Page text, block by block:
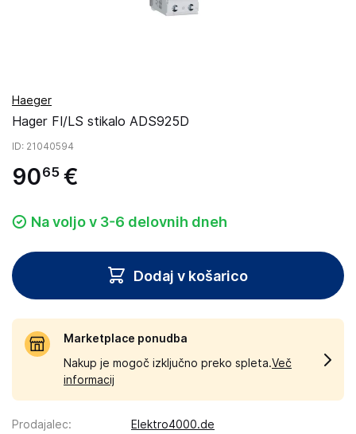
Haeger
Hager FI/LS stikalo ADS925D
ID: 21040594
9065 €
Na voljo v 3-6 delovnih dneh
Dodaj v košarico
Marketplace ponudba
Nakup je mogoč izključno preko spleta.Več
informacij
Prodajalec:
Elektro4000.de